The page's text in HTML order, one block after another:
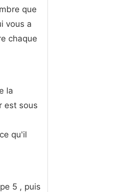
que
vous a
chaque
la
est sous
qu'il
5 , puis